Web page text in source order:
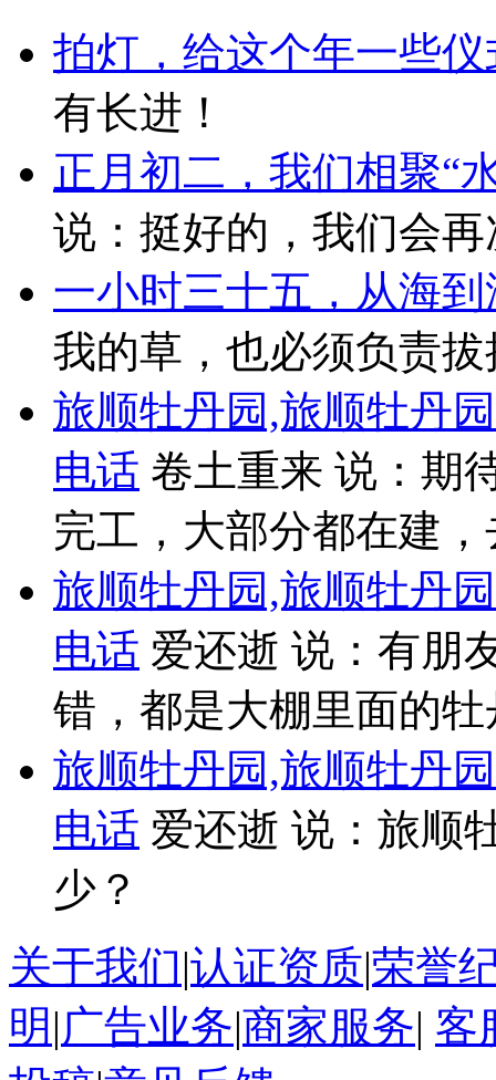
拍灯，给这个年一些仪
有长进！
正月初二，我们相聚“
说：挺好的，我们会
一小时三十五，从海到
我的草，也必须负责
旅顺牡丹园,旅顺牡丹
电话 卷土重来 说：期
完工，大部分都在建
旅顺牡丹园,旅顺牡丹
电话 爱还逝 说：有朋
错，都是大棚里面的
旅顺牡丹园,旅顺牡丹
电话 爱还逝 说：旅顺
少？
关于我们|认证资质|荣誉
明 |广告业务|商家服务| 客